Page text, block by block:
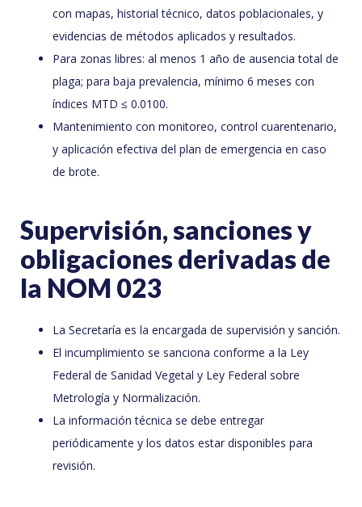
con mapas, historial técnico, datos poblacionales, y
evidencias de métodos aplicados y resultados.
Para zonas libres: al menos 1 año de ausencia total de
plaga; para baja prevalencia, mínimo 6 meses con
índices MTD ≤ 0.0100.
Mantenimiento con monitoreo, control cuarentenario,
y aplicación efectiva del plan de emergencia en caso
de brote.
Supervisión, sanciones y
obligaciones derivadas de
la NOM 023
La Secretaría es la encargada de supervisión y sanción.
El incumplimiento se sanciona conforme a la Ley
Federal de Sanidad Vegetal y Ley Federal sobre
Metrología y Normalización.
La información técnica se debe entregar
periódicamente y los datos estar disponibles para
revisión.